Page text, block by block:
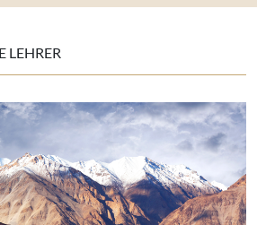
LEHRER